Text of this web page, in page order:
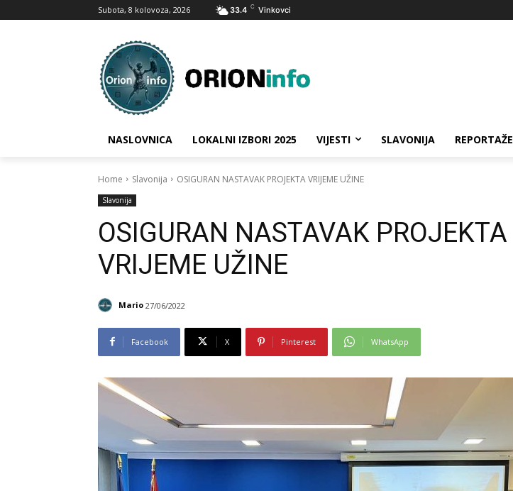
Subota, 8 kolovoza, 2026 33.4 C Vinkovci
NASLOVNICA LOKALNI IZBORI 2025 VIJESTI SLAVONIJA REPORTAŽE
Home Slavonija OSIGURAN NASTAVAK PROJEKTA VRIJEME UŽINE
Slavonija
OSIGURAN NASTAVAK PROJEKTA
VRIJEME UŽINE
Mario 27/06/2022
Facebook X Pinterest WhatsApp